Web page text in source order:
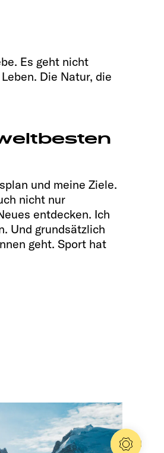
Es geht nicht
Die Natur, die
und meine Ziele.
nicht nur
entdecken. Ich
Und grundsätzlich
geht. Sport hat